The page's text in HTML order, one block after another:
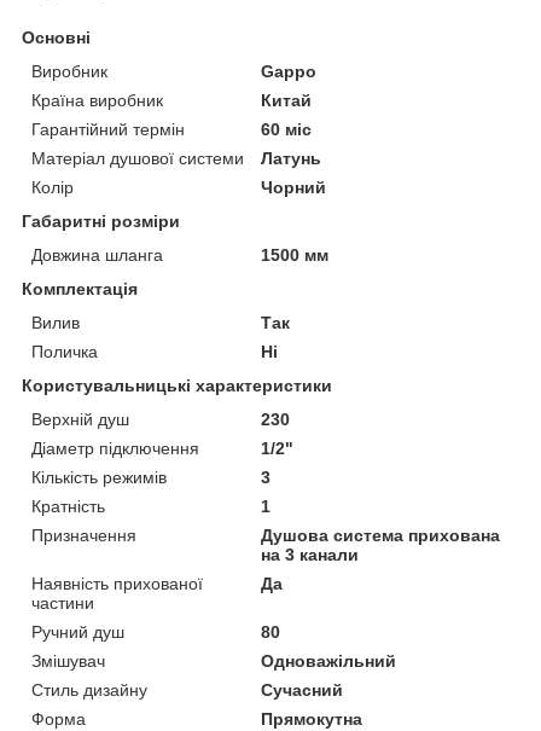
Основні
Виробник
Gappo
Країна виробник
Китай
Гарантійний термін
60 міс
Матеріал душової системи
Латунь
Колір
Чорний
Габаритні розміри
Довжина шланга
1500 мм
Комплектація
Вилив
Так
Поличка
Ні
Користувальницькі характеристики
Верхній душ
230
Діаметр підключення
1/2"
Кількість режимів
3
Кратність
1
Призначення
Душова система прихована
на 3 канали
Наявність прихованої
частини
Да
Ручний душ
80
Змішувач
Одноважільний
Стиль дизайну
Сучасний
Форма
Прямокутна